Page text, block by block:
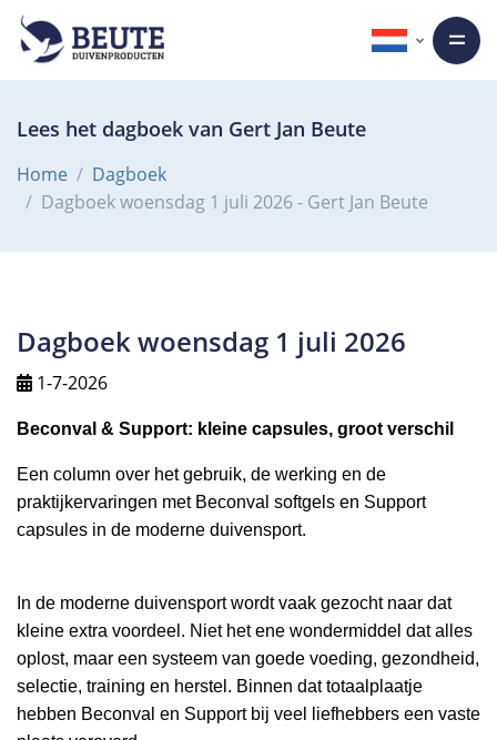
Lees het dagboek van Gert Jan Beute
Home
Dagboek
Dagboek woensdag 1 juli 2026 - Gert Jan Beute
Dagboek woensdag 1 juli 2026
1-7-2026
Beconval & Support: kleine capsules, groot verschil
Een column over het gebruik, de werking en de
praktijkervaringen met Beconval softgels en Support
capsules in de moderne duivensport.
In de moderne duivensport wordt vaak gezocht naar dat
kleine extra voordeel. Niet het ene wondermiddel dat alles
oplost, maar een systeem van goede voeding, gezondheid,
selectie, training en herstel. Binnen dat totaalplaatje
hebben Beconval en Support bij veel liefhebbers een vaste